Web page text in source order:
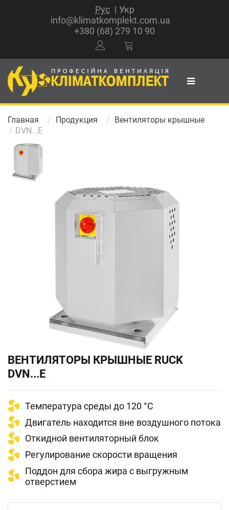
Рус
Укр
info@klimatkomplekt.com.ua
+380 (68) 279 10 90
Главная Продукция
Вентиляторы крышные
DVN...Е
ВЕНТИЛЯТОРЫ КРЫШНЫЕ RUCK
DVN...Е
Температура среды до 120 °С
Двигатель находится вне воздушного потока
Откидной вентиляторный блок
Регулирование скорости вращения
Поддон для сбора жира с выгружным
отверстием